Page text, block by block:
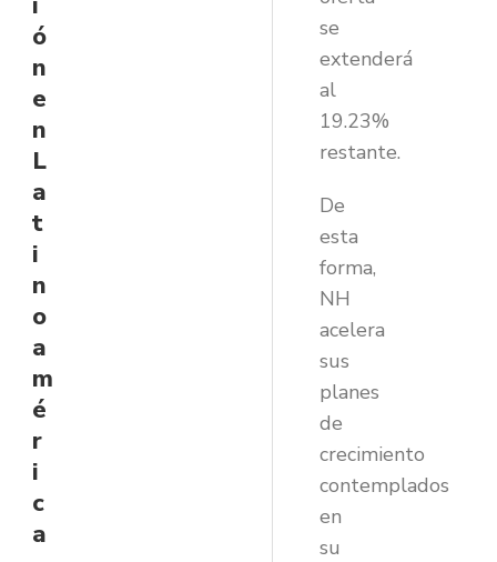
ó
n
e
n
L
a
t
i
n
o
a
m
é
r
i
c
a
se
extenderá
al
19.23%
restante.
De
esta
forma,
NH
acelera
sus
planes
de
crecimiento
contemplados
en
su